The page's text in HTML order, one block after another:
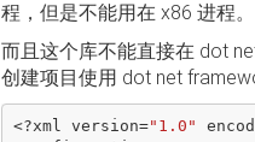
程，但是不能用在 x86 进程。
而且这个库不能直接在 dot
创建项目使用 dot net
<?xml version="1.0"